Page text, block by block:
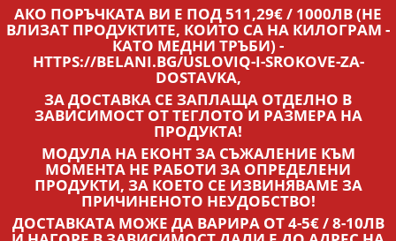
АКО ПОРЪЧКАТА ВИ Е ПОД 511,29€ / 1000ЛВ (НЕ
ВЛИЗАТ ПРОДУКТИТЕ, КОИТО СА НА КИЛОГРАМ -
КАТО МЕДНИ ТРЪБИ) -
HTTPS://BELANI.BG/USLOVIQ-I-SROKOVE-ZA-
DOSTAVKA,
ЗА ДОСТАВКА СЕ ЗАПЛАЩА ОТДЕЛНО В
ЗАВИСИМОСТ ОТ ТЕГЛОТО И РАЗМЕРА НА
ПРОДУКТА!
МОДУЛА НА ЕКОНТ ЗА СЪЖАЛЕНИЕ КЪМ
МОМЕНТА НЕ РАБОТИ ЗА ОПРЕДЕЛЕНИ
ПРОДУКТИ, ЗА КОЕТО СЕ ИЗВИНЯВАМЕ ЗА
ПРИЧИНЕНОТО НЕУДОБСТВО!
ДОСТАВКАТА МОЖЕ ДА ВАРИРА ОТ 4-5€ / 8-10ЛВ